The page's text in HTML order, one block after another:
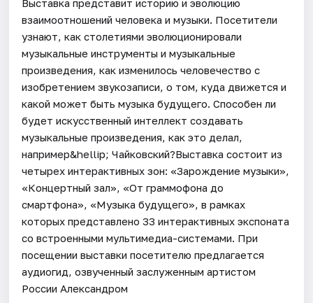
Выставка представит историю и эволюцию
взаимоотношений человека и музыки. Посетители
узнают, как столетиями эволюционировали
музыкальные инструменты и музыкальные
произведения, как изменилось человечество с
изобретением звукозаписи, о том, куда движется и
какой может быть музыка будущего. Способен ли
будет искусственный интеллект создавать
музыкальные произведения, как это делал,
например&hellip; Чайковский?Выставка состоит из
четырех интерактивных зон: «Зарождение музыки»,
«Концертный зал», «От граммофона до
смартфона», «Музыка будущего», в рамках
которых представлено 33 интерактивных экспоната
со встроенными мультимедиа-системами. При
посещении выставки посетителю предлагается
аудиогид, озвученный заслуженным артистом
России Александром